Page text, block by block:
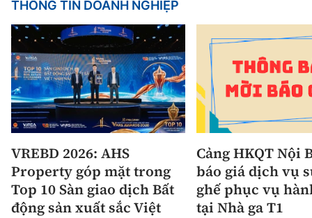
THÔNG TIN DOANH NGHIỆP
VREBD 2026: AHS
Property góp mặt trong
Top 10 Sàn giao dịch Bất
động sản xuất sắc Việt
Cảng HKQT Nội
báo giá dịch vụ
ghế phục vụ
tại Nhà ga T1